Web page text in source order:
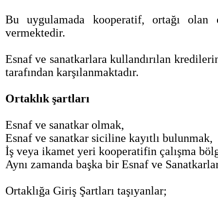
Bu uygulamada kooperatif, ortağı olan
vermektedir.
Esnaf ve sanatkarlara kullandırılan
tarafından karşılanmaktadır.
Ortaklık şartları
Esnaf ve sanatkar olmak,
Esnaf ve sanatkar siciline kayıtlı bulunmak,
İş veya ikamet yeri kooperatifin çalışma
Aynı zamanda başka bir Esnaf ve
Ortaklığa Giriş Şartları taşıyanlar;